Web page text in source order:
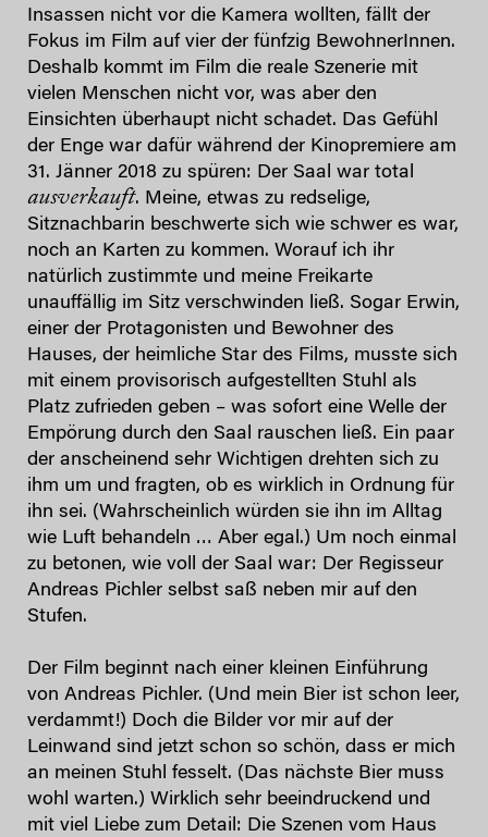
Insassen nicht vor die Kamera wollten, fällt der
Fokus im Film auf vier der fünfzig BewohnerInnen.
Deshalb kommt im Film die reale Szenerie mit
vielen Menschen nicht vor, was aber den
Einsichten überhaupt nicht schadet. Das Gefühl
der Enge war dafür während der Kinopremiere am
31. Jänner 2018 zu spüren: Der Saal war total
ausverkauft. Meine, etwas zu redselige,
Sitznachbarin beschwerte sich wie schwer es war,
noch an Karten zu kommen. Worauf ich ihr
natürlich zustimmte und meine Freikarte
unauffällig im Sitz verschwinden ließ. Sogar Erwin,
einer der Protagonisten und Bewohner des
Hauses, der heimliche Star des Films, musste sich
mit einem provisorisch aufgestellten Stuhl als
Platz zufrieden geben – was sofort eine Welle der
Empörung durch den Saal rauschen ließ. Ein paar
der anscheinend sehr Wichtigen drehten sich zu
ihm um und fragten, ob es wirklich in Ordnung für
ihn sei. (Wahrscheinlich würden sie ihn im Alltag
wie Luft behandeln … Aber egal.) Um noch einmal
zu betonen, wie voll der Saal war: Der Regisseur
Andreas Pichler selbst saß neben mir auf den
Stufen.
Der Film beginnt nach einer kleinen Einführung
von Andreas Pichler. (Und mein Bier ist schon leer,
verdammt!) Doch die Bilder vor mir auf der
Leinwand sind jetzt schon so schön, dass er mich
an meinen Stuhl fesselt. (Das nächste Bier muss
wohl warten.) Wirklich sehr beeindruckend und
mit viel Liebe zum Detail: Die Szenen vom Haus